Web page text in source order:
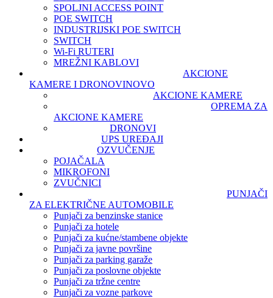
SPOLJNI ACCESS POINT
POE SWITCH
INDUSTRIJSKI POE SWITCH
SWITCH
Wi-Fi RUTERI
MREŽNI KABLOVI
AKCIONE
KAMERE I DRONOVINOVO
AKCIONE KAMERE
OPREMA ZA
AKCIONE KAMERE
DRONOVI
UPS UREĐAJI
OZVUČENJE
POJAČALA
MIKROFONI
ZVUČNICI
PUNJAČI
ZA ELEKTRIČNE AUTOMOBILE
Punjači za benzinske stanice
Punjači za hotele
Punjači za kućne/stambene objekte
Punjači za javne površine
Punjači za parking garaže
Punjači za poslovne objekte
Punjači za tržne centre
Punjači za vozne parkove